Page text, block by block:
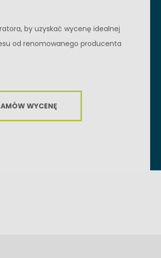
by uzyskać wycenę idealnej
od renomowanego producenta
WYCENĘ